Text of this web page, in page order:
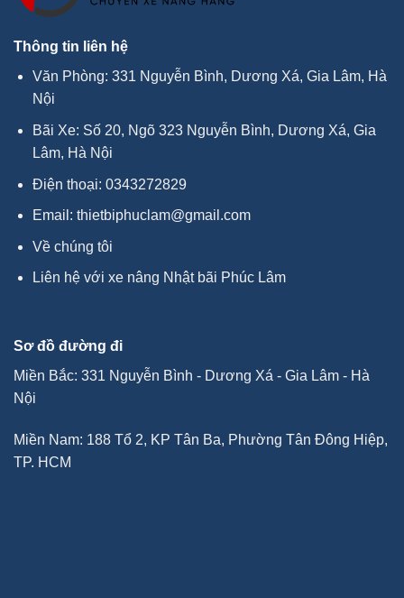
Thông tin liên hệ
Văn Phòng: 331 Nguyễn Bình, Dương Xá, Gia Lâm, Hà
Nội
Bãi Xe: Số 20, Ngõ 323 Nguyễn Bình, Dương Xá, Gia
Lâm, Hà Nội
Điện thoại: 0343272829
Email: thietbiphuclam@gmail.com
Về chúng tôi
Liên hệ với xe nâng Nhật bãi Phúc Lâm
Sơ đồ đường đi
Miền Bắc: 331 Nguyễn Bình - Dương Xá - Gia Lâm - Hà
Nội
Miền Nam: 188 Tổ 2, KP Tân Ba, Phường Tân Đông Hiệp,
TP. HCM